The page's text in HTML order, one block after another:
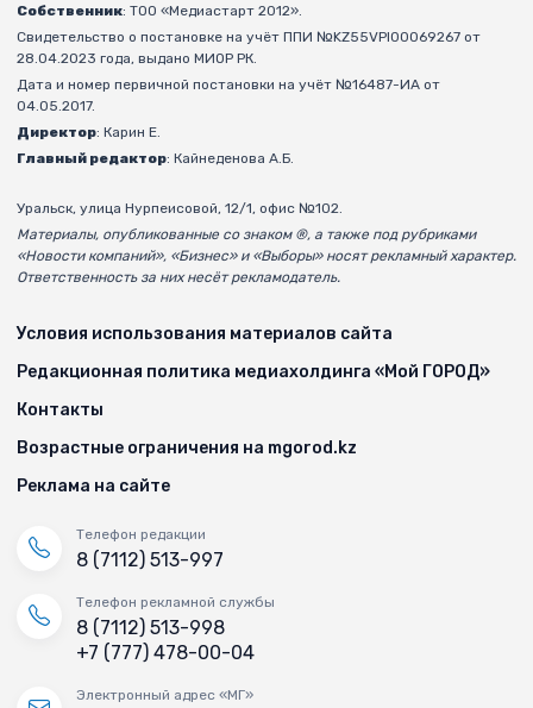
Собственник: ТОО «Медиастарт 2012».
Свидетельство о постановке на учёт ППИ №KZ55VPI00069267 от
28.04.2023 года, выдано МИОР РК.
Дата и номер первичной постановки на учёт №16487-ИА от
04.05.2017.
Директор: Карин Е.
Главный редактор: Кайнеденова А.Б.
Уральск, улица Нурпеисовой, 12/1, офис №102.
Материалы, опубликованные со знаком ®, а также под рубриками
«Новости компаний», «Бизнес» и «Выборы» носят рекламный характер.
Ответственность за них несёт рекламодатель.
Условия использования материалов сайта
Редакционная политика медиахолдинга «Мой ГОРОД»
Контакты
Возрастные ограничения на mgorod.kz
Реклама на сайте
Телефон редакции
8 (7112) 513-997
Телефон рекламной службы
8 (7112) 513-998
+7 (777) 478-00-04
Электронный адрес «МГ»